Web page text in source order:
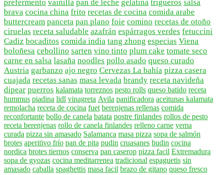
prefermento vainilla pan de leche gelatina trigueros salsa
brava cocina china frito recetas de cocina comida arabe
buttercream panceta pan plano foie comino recetas de otoño
ciruelas receta saludable azafrán espárragos verdes fetuccini
Cadiz bocaditos comida india tang zhong especias Viena
boloñesa cebollino sarten vino tinto plum cake tomate seco
carne en salsa lasaña noodles pollo asado queso curado
Austria garbanzo ajo negro Cervezas La bahía pizza casera
cuajada recetas sanas masa levada brandy receta navideña
dipear puerros kalamata torreznos pesto rolls queso batido receta
hummus piadina lidl vinagreta Avila panificadora aceitunas kalamata
remolacha receta de cocina fuet berenjenas rellenas comida
reconfortante bollo de canela batata postre finlandes rollos de pesto
receta berenjenas rollo de canela finlandes relleno carne yema
curada pizza sin amasado Salamanca masa pizza sopa de salmón
brotes aperitivo frío pan de pita pudin cruasanes budin cocina
nordica brotes tiernos conserva pan caserop pizza facil Extremadura
sopa de gyozas cocina meditarrenea tradicional espaguetis sin
amasado caballa spaghettis masa facil brazo de gitano queso fresco